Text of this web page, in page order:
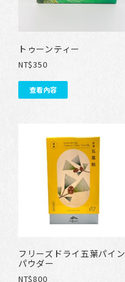
トゥーンティー
NT$350
查看內容
フリーズドライ五葉パイン
パウダー
NT$800